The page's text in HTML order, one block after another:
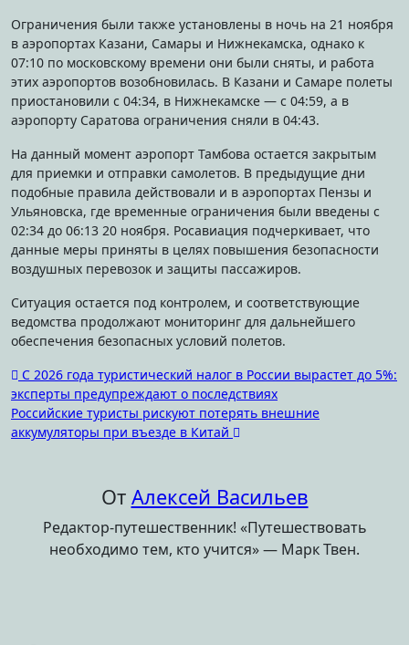
Ограничения были также установлены в ночь на 21 ноября
в аэропортах Казани, Самары и Нижнекамска, однако к
07:10 по московскому времени они были сняты, и работа
этих аэропортов возобновилась. В Казани и Самаре полеты
приостановили с 04:34, в Нижнекамске — с 04:59, а в
аэропорту Саратова ограничения сняли в 04:43.
На данный момент аэропорт Тамбова остается закрытым
для приемки и отправки самолетов. В предыдущие дни
подобные правила действовали и в аэропортах Пензы и
Ульяновска, где временные ограничения были введены с
02:34 до 06:13 20 ноября. Росавиация подчеркивает, что
данные меры приняты в целях повышения безопасности
воздушных перевозок и защиты пассажиров.
Ситуация остается под контролем, и соответствующие
ведомства продолжают мониторинг для дальнейшего
обеспечения безопасных условий полетов.
Навигация
по
записям
С 2026 года туристический налог в России вырастет до 5%:
эксперты предупреждают о последствиях
Российские туристы рискуют потерять внешние
аккумуляторы при въезде в Китай
От Алексей Васильев
Редактор-путешественник! «Путешествовать
необходимо тем, кто учится» — Марк Твен.